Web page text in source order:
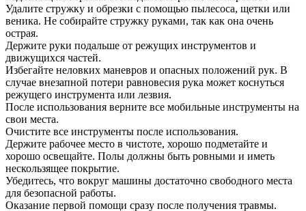
Удалите стружку и обрезки с помощью пылесоса, щетки или
веника. Не собирайте стружку руками, так как она очень
острая.
Держите руки подальше от режущих инструментов и
движущихся частей.
Избегайте неловких маневров и опасных положений рук. В
случае внезапной потери равновесия рука может коснуться
режущего инструмента или лезвия.
После использования верните все мобильные инструменты на
свои места.
Очистите все инструменты после использования.
Держите рабочее место в чистоте, хорошо подметайте и
хорошо освещайте. Полы должны быть ровными и иметь
нескользящее покрытие.
Убедитесь, что вокруг машины достаточно свободного места
для безопасной работы.
Оказание первой помощи сразу после получения травмы.